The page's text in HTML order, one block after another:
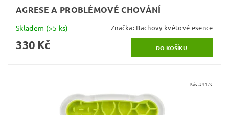
AGRESE A PROBLÉMOVÉ CHOVÁNÍ
Skladem (>5 ks) Značka: Bachovy květové esence
330 Kč
Kód:34176